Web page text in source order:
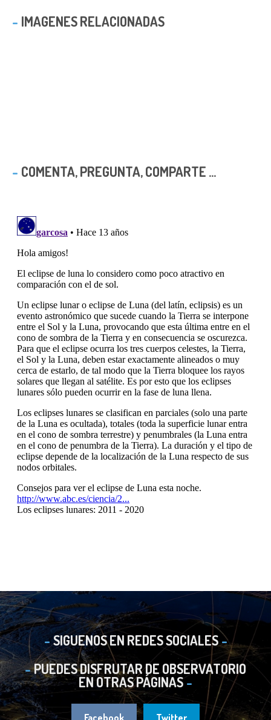
IMAGENES RELACIONADAS
COMENTA, PREGUNTA, COMPARTE ...
SIGUENOS EN REDES SOCIALES
PUEDES DISFRUTAR DE OBSERVATORIO
EN OTRAS PÁGINAS
Facebook Twitter